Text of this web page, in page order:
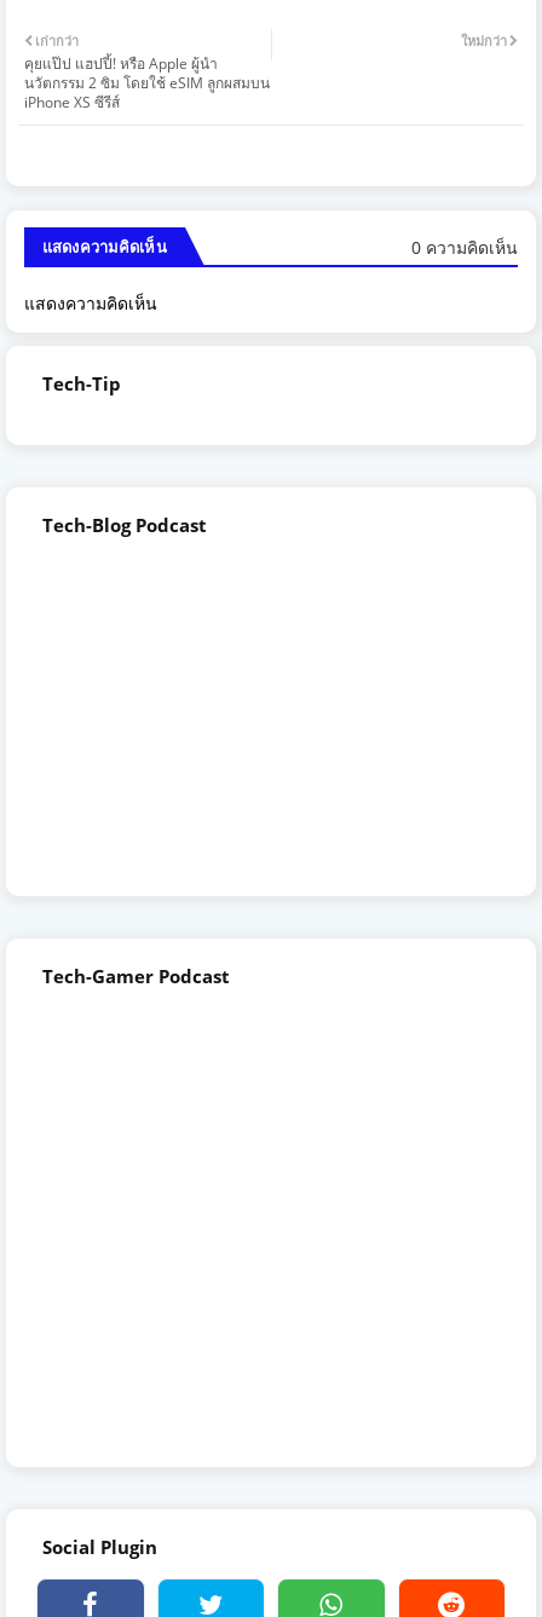
ใหม่กว่า
เก่ากว่า
คุยแป๊ป แฮปปี้! หรือ Apple ผู้นำ
นวัตกรรม 2 ซิม โดยใช้ eSIM ลูกผสมบน
iPhone XS ซีรีส์
แสดงความคิดเห็น 0 ความคิดเห็น
แสดงความคิดเห็น
Tech-Tip
Tech-Blog Podcast
Tech-Gamer Podcast
Social Plugin